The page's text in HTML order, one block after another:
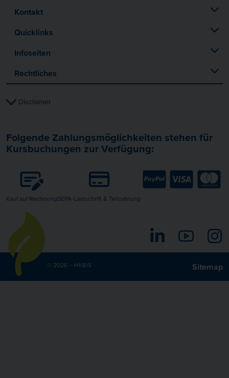
Kontakt
Quicklinks
Infoseiten
Rechtliches
Disclaimer
Folgende Zahlungsmöglichkeiten stehen für
Kursbuchungen zur Verfügung:
Kauf auf RechnungSEPA-Lastschrift & Teilzahlung
YouTube
LinkedIn
© 2026 – HKBiS Sitemap